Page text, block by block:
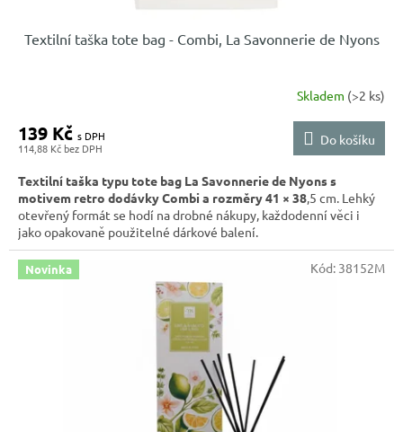
Textilní taška tote bag - Combi, La Savonnerie de Nyons
Skladem (>2 ks)
114,88 Kč
139 Kč Do košíku
Textilní taška typu tote bag La Savonnerie de Nyons s
motivem retro dodávky Combi a rozměry 41 × 38,5 cm. Lehký
otevřený formát se hodí na drobné nákupy, každodenní věci i
jako opakovaně použitelné dárkové balení.
Novinka Kód: 38152M